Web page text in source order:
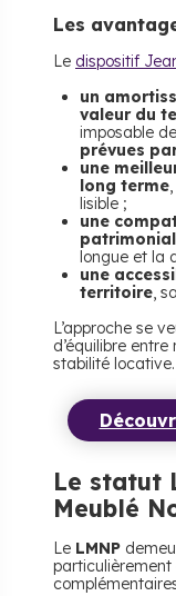
Les
Le dispositif
un
valeur du
imposable
prévues
une
long terme
lisible ;
une
longue et la
une
territoire,
L’approche se
d’équilibre
stabilité locative.
Le statut
Meublé
Le LMNP